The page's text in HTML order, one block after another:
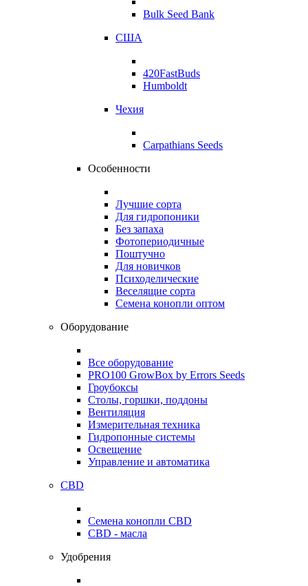
Bulk Seed Bank
США
420FastBuds
Humboldt
Чехия
Carpathians Seeds
Особенности
Лучшие сорта
Для гидропоники
Без запаха
Фотопериодичные
Поштучно
Для новичков
Психоделические
Веселящие сорта
Семена конопли оптом
Оборудование
Все оборудование
PRO100 GrowBox by Errors Seeds
Гроубоксы
Столы, горшки, поддоны
Вентиляция
Измерительная техника
Гидропонные системы
Освещение
Управление и автоматика
CBD
Семена конопли CBD
CBD - масла
Удобрения